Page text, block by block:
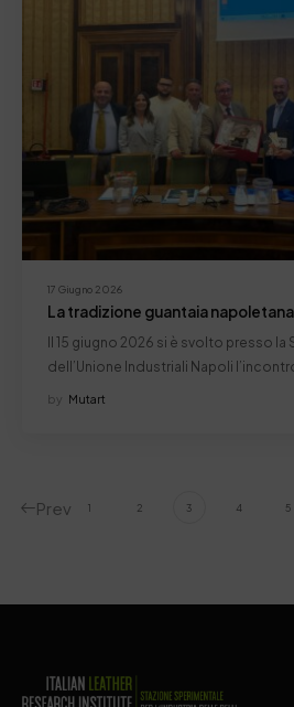
17 Giugno 2026
La tradizione guantaia
Il 15 giugno 2026 si è svolto presso la
dell’Unione Industriali Napoli
by Mutart
Prev 1 2 3 4 5